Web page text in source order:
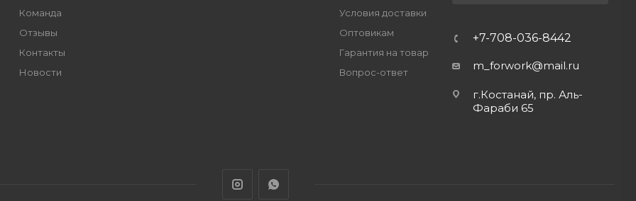
Команда
Отзывы
Контакты
Новости
Условия доставки
Оптовикам
Гарантия на товар
Вопрос-ответ
+7-708-036-8442
m_forwork@mail.ru
г.Костанай, пр. Аль-
Фараби 65